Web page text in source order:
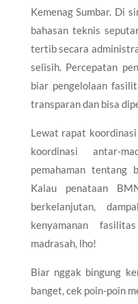
Kemenag Sumbar. Di
bahasan teknis
tertib secara
selisih. Percepatan
biar pengelolaan
transparan dan bisa
​Lewat rapat
koordinasi antar-
pemahaman
Kalau penataan
berkelanjutan,
kenyamanan
madrasah, lho!
​Biar nggak bingung
banget, cek poin-poin